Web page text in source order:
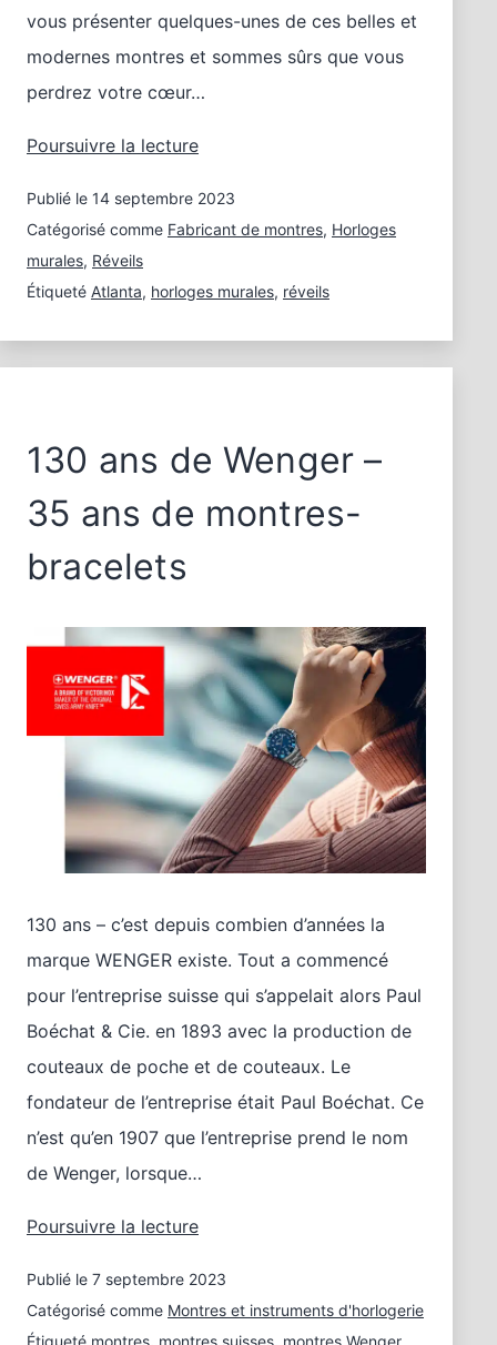
vous présenter quelques-unes de ces belles et
modernes montres et sommes sûrs que vous
perdrez votre cœur…
Poursuivre la lecture35
d’ATLANTA
–
Publié le 14 septembre 2023
Catégorisé comme Fabricant de montres, Horloges
murales, Réveils
Étiqueté Atlanta, horloges murales, réveils
130 ans de Wenger –
35 ans de montres-
bracelets
130 ans – c’est depuis combien d’années la
marque WENGER existe. Tout a commencé
pour l’entreprise suisse qui s’appelait alors Paul
Boéchat & Cie. en 1893 avec la production de
couteaux de poche et de couteaux. Le
fondateur de l’entreprise était Paul Boéchat. Ce
n’est qu’en 1907 que l’entreprise prend le nom
de Wenger, lorsque…
Poursuivre la lecture130
de
Wenger
–
Publié le 7 septembre 2023
Catégorisé comme Montres et instruments d'horlogerie